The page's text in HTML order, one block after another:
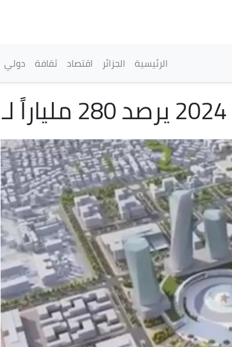
القائمة الرئيسية
الرئيسية الجزائر اقتصاد ثقافة دولي